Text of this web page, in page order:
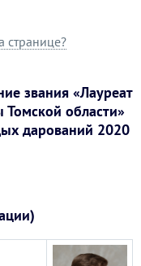
странице?
звания «Лауреат
области»
дарований 2020